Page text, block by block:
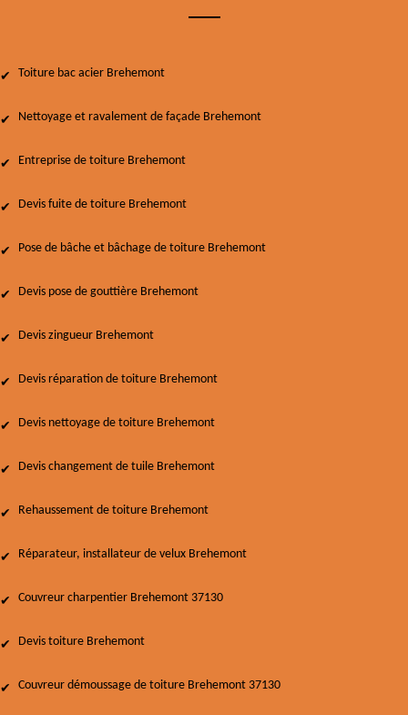
Toiture bac acier Brehemont
Nettoyage et ravalement de façade Brehemont
Entreprise de toiture Brehemont
Devis fuite de toiture Brehemont
Pose de bâche et bâchage de toiture Brehemont
Devis pose de gouttière Brehemont
Devis zingueur Brehemont
Devis réparation de toiture Brehemont
Devis nettoyage de toiture Brehemont
Devis changement de tuile Brehemont
Rehaussement de toiture Brehemont
Réparateur, installateur de velux Brehemont
Couvreur charpentier Brehemont 37130
Devis toiture Brehemont
Couvreur démoussage de toiture Brehemont 37130